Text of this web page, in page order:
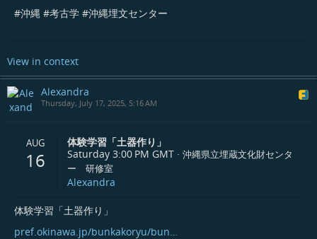
#沖縄 #考古学 #沖縄埋文センター
View in context
Alexandra
Thursday, July 17, 2025, 5:16 AM
AUG
16
体験学習「土器作り」
Saturday 3:00 PM GMT · 沖縄県立埋蔵文化財センタ
ー 研修室
Alexandra
体験学習「土器作り」
pref.okinawa.jp/bunkakoryu/bun…